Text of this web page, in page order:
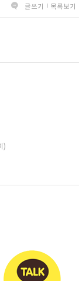
글쓰기 목록보기
)